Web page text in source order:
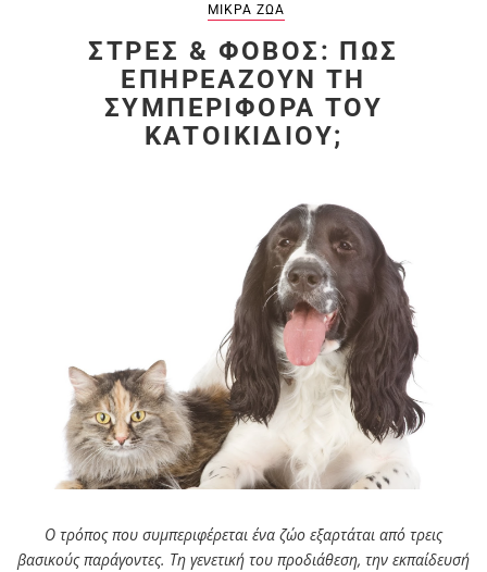
ΜΙΚΡΆ ΖΏΑ
ΣΤΡΕΣ & ΦΌΒΟΣ: ΠΏΣ
ΕΠΗΡΕΆΖΟΥΝ ΤΗ
ΣΥΜΠΕΡΙΦΟΡΆ ΤΟΥ
ΚΑΤΟΙΚΙΔΊΟΥ;
Ο τρόπος που συμπεριφέρεται ένα ζώο εξαρτάται από τρεις
βασικούς παράγοντες. Τη γενετική του προδιάθεση, την εκπαίδευσή